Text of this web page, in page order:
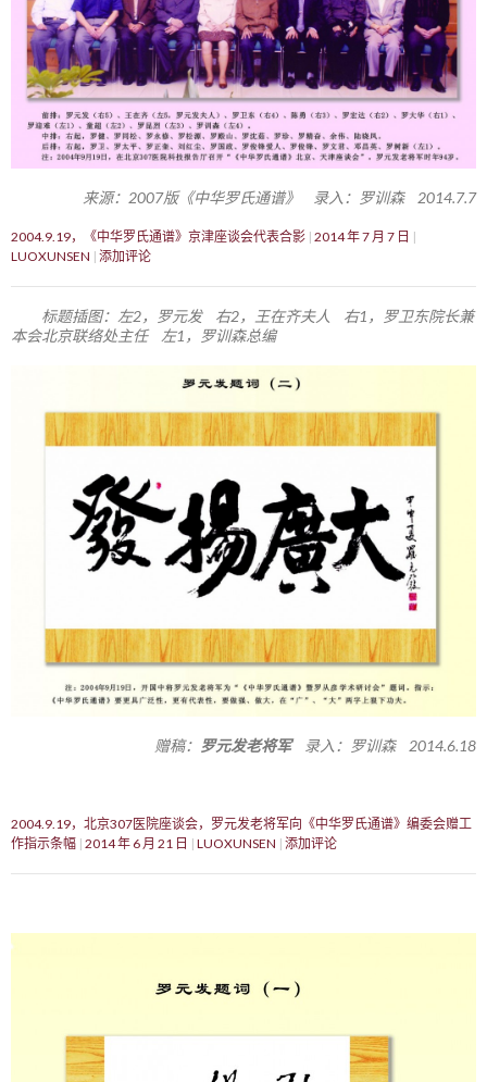
来源：2007版《中华罗氏通谱》 录入：罗训森 2014.7.7
2004.9.19，《中华罗氏通谱》京津座谈会代表合影 2014 年 7 月 7 日
LUOXUNSEN 添加评论
标题插图：左2，罗元发 右2，王在齐夫人 右1，罗卫东院长兼
本会北京联络处主任 左1，罗训森总编
赠稿： 罗元发老将军录入：罗训森 2014.6.18
2004.9.19，北京307医院座谈会，罗元发老将军向《中华罗氏通谱》编委会赠工
作指示条幅 2014 年 6 月 21 日 LUOXUNSEN 添加评论